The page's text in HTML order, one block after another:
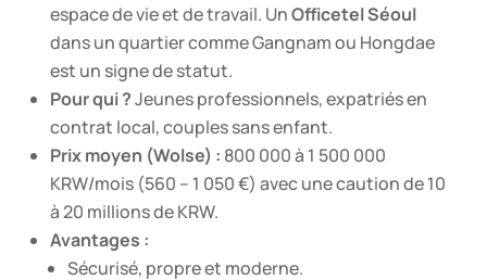
espace de vie et de travail. UnOfficetel Séoul
dans un quartier comme Gangnam ou Hongdae
est un signe de statut.
Pour qui ?Jeunes professionnels, expatriés en
contrat local, couples sans enfant.
Prix moyen (Wolse) : 800 000 à 1 500 000
KRW/mois (560 – 1 050 €) avec une caution de 10
à 20 millions de KRW.
Avantages :
Sécurisé, propre et moderne.